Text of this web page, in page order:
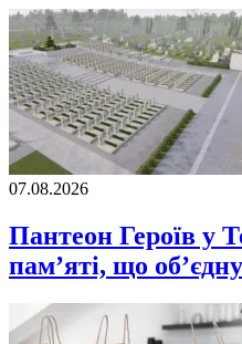
07.08.2026
Пантеон Героїв у
пам’яті, що